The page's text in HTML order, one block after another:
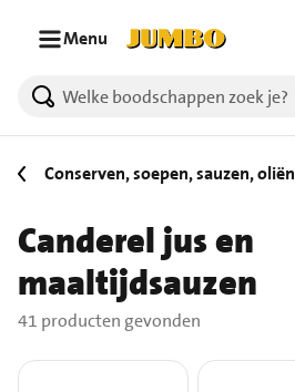
Menu
41 producten gevonden.
Conserven, soepen, sauzen, oliën
Canderel jus en
maaltijdsauzen
41 producten gevonden